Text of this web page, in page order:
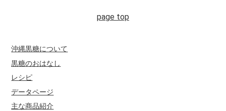
沖縄黒糖について
黒糖のおはなし
レシピ
データページ
主な商品紹介